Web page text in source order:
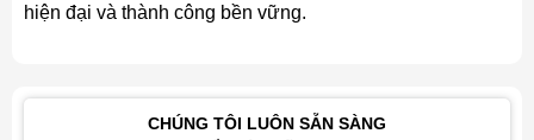
hiện đại và thành công bền vững.
CHÚNG TÔI LUÔN SẴN SÀNG